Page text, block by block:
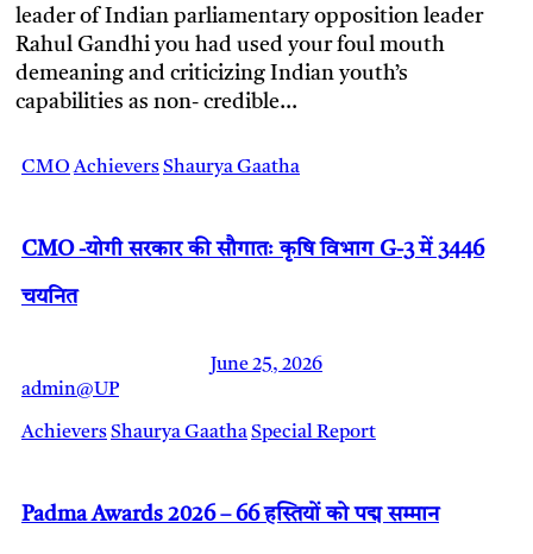
leader of Indian parliamentary opposition leader
Rahul Gandhi you had used your foul mouth
demeaning and criticizing Indian youth’s
capabilities as non- credible…
CMO AchieversShaurya Gaatha
CMO -योगी सरकार की सौगातः कृषि विभाग G-3 में 3446
चयनित
June 25, 2026
admin@UP
AchieversShaurya GaathaSpecial Report
Padma Awards 2026 – 66 हस्तियों को पद्म सम्मान